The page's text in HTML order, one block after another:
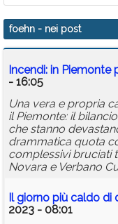
Rubriche
Calendario
Annunci
foehn - nei post
Incendi: in Piemonte
- 16:05
Una vera e propria
il Piemonte: il
che stanno
drammatica quota
complessivi bruciati
Novara e Verbano
Il giorno più caldo di
2023 - 08:01